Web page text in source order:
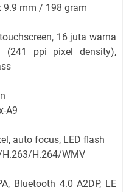
9.9 mm / 198 gram
16 juta warna
ppi pixel density),
A9
auto focus, LED flash
H.264/WMV
Bluetooth 4.0 A2DP, LE